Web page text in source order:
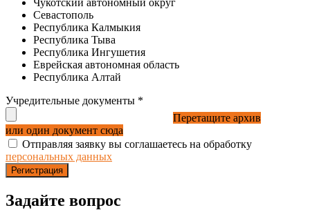
Чукотский автономный округ
Севастополь
Республика Калмыкия
Республика Тыва
Республика Ингушетия
Еврейская автономная область
Республика Алтай
Учредительные документы *
Перетащите архив
или один документ сюда
Отправляя заявку вы соглашаетесь на обработку
персональных данных
Регистрация
Задайте вопрос